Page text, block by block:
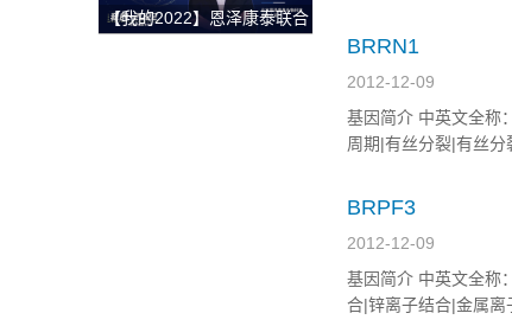
【我的2022】恩泽康泰联合
BRRN1
2012-12-09
基因简介 中英文全称
周期|有丝分裂|有丝分
BRPF3
2012-12-09
基因简介 中英文全称
合|锌离子结合|金属离